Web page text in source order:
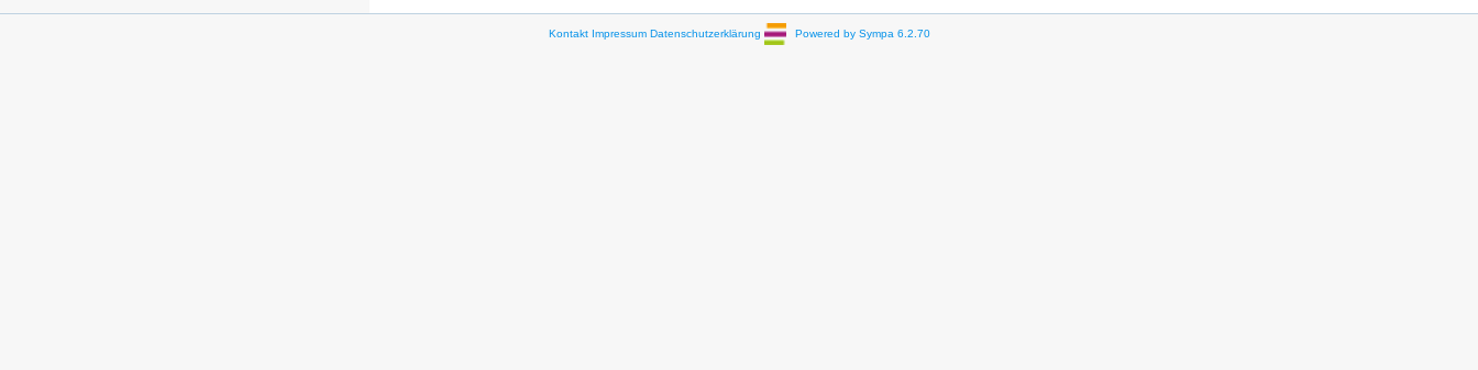
Kontakt Impressum Datenschutzerklärung Powered by Sympa 6.2.70